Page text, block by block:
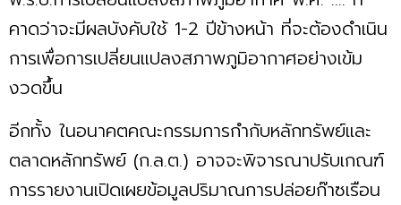
คาดว่าจะมีผลบังคับใช้ 1-2 ปีข้างหน้า ที่จะต้องดำเนิน
การเพื่อการเปลี่ยนแปลงสภาพภูมิอากาศอย่างเข้ม
งวดขึ้น
อีกทั้ง ในอนาคตคณะกรรมการกำกับหลักทรัพย์และ
ตลาดหลักทรัพย์ (ก.ล.ต.) อาจจะพิจารณาปรับเกณฑ์
การรายงานเปิดเผยข้อมูลปริมาณการปล่อยก๊าซเรือน